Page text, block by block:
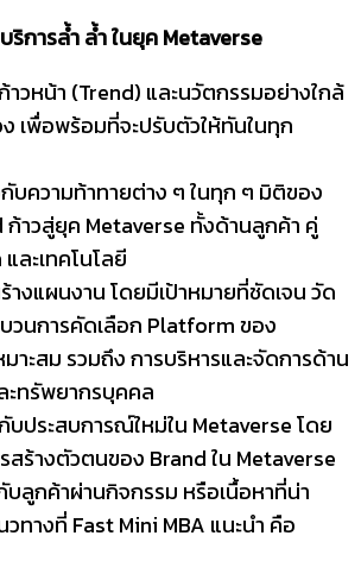
การล้ำ ล้ำ ในยุคMetaverse
วหน้า (Trend) และนวัตกรรมอย่างใกล้
เพื่อพร้อมที่จะปรับตัวให้ทันในทุก
กับความท้าทายต่าง ๆ ในทุก ๆ มิติของ
ก้าวสู่ยุค Metaverse ทั้งด้านลูกค้า คู่
ละเทคโนโลยี
ร้างแผนงาน โดยมีเป้าหมายที่ชัดเจน วัด
บวนการคัดเลือก Platform ของ
มาะสม รวมถึง การบริหารและจัดการด้าน
ทรัพยากรบุคคล
บประสบการณ์ใหม่ใน Metaverse โดย
สร้างตัวตนของ Brand ใน Metaverse
บลูกค้าผ่านกิจกรรม หรือเนื้อหาที่น่า
ทางที่ Fast Mini MBA แนะนำ คือ